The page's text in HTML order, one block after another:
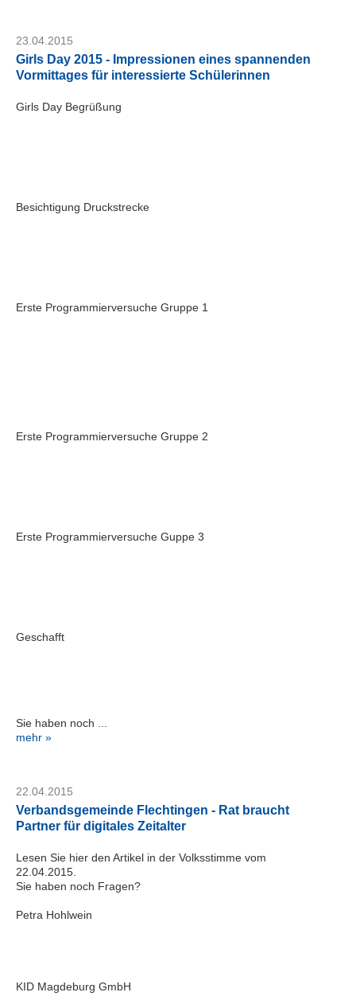
u
r
g
m
24464-
23.04.2015
Girls Day 2015 - Impressionen eines spannenden
Vormittages für interessierte Schülerinnen
Girls Day Begrüßung
Besichtigung Druckstrecke
Erste Programmierversuche Gruppe 1
Erste Programmierversuche Gruppe 2
Erste Programmierversuche Guppe 3
Geschafft
Sie haben noch ...
mehr »
22.04.2015
Verbandsgemeinde Flechtingen - Rat braucht
Partner für digitales Zeitalter
Lesen Sie hier den Artikel in der Volksstimme vom
22.04.2015.
Sie haben noch Fragen?
Petra Hohlwein
KID Magdeburg GmbH